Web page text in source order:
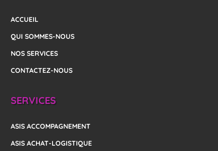
ACCUEIL
QUI SOMMES-NOUS
NOS SERVICES
CONTACTEZ-NOUS
SERVICES
ASIS ACCOMPAGNEMENT
ASIS ACHAT-LOGISTIQUE